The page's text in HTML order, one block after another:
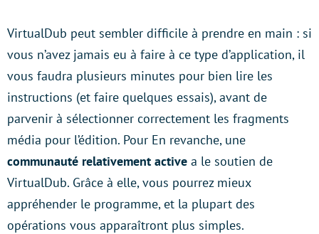
VirtualDub peut sembler difficile à prendre en main : si
vous n’avez jamais eu à faire à ce type d’application, il
vous faudra plusieurs minutes pour bien lire les
instructions (et faire quelques essais), avant de
parvenir à sélectionner correctement les fragments
média pour l’édition. Pour En revanche, une
communauté relativement active a le soutien de
VirtualDub. Grâce à elle, vous pourrez mieux
appréhender le programme, et la plupart des
opérations vous apparaîtront plus simples.